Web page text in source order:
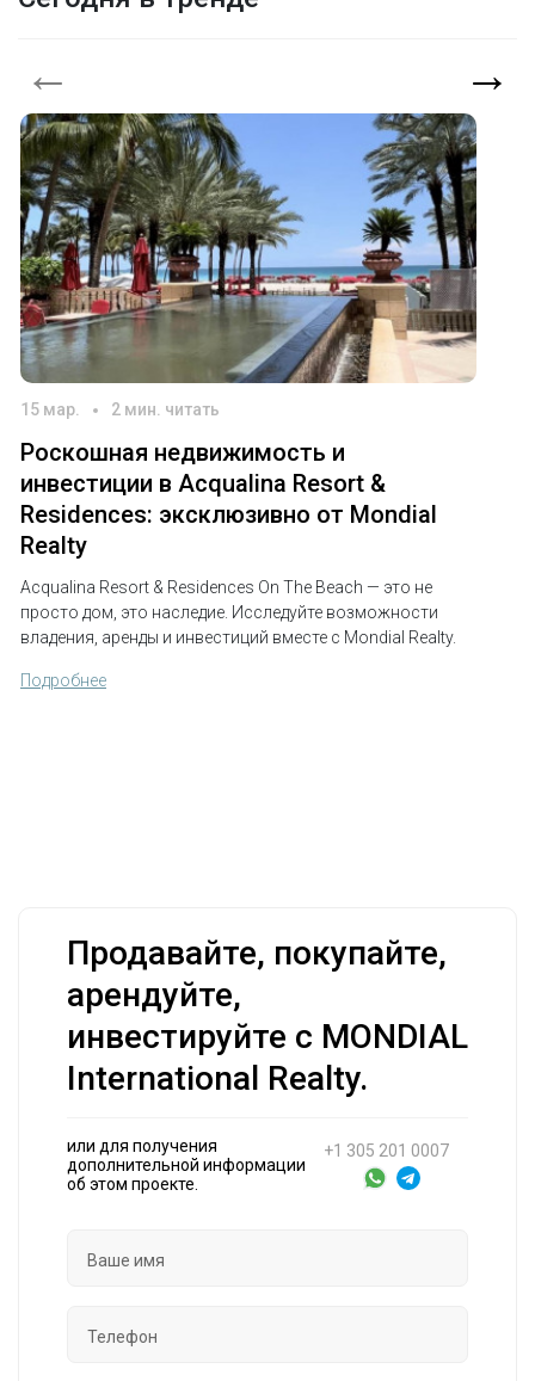
15 мар. 2 мин. читать
Роскошная недвижимость и
инвестиции в Acqualina Resort &
Residences: эксклюзивно от Mondial
Realty
Acqualina Resort & Residences On The Beach — это не
просто дом, это наследие. Исследуйте возможности
владения, аренды и инвестиций вместе с Mondial Realty.
Подробнее
← →
Продавайте, покупайте,
арендуйте,
инвестируйте с MONDIAL
International Realty.
или для получения
дополнительной информации
об этом проекте.
+1 305 201 0007